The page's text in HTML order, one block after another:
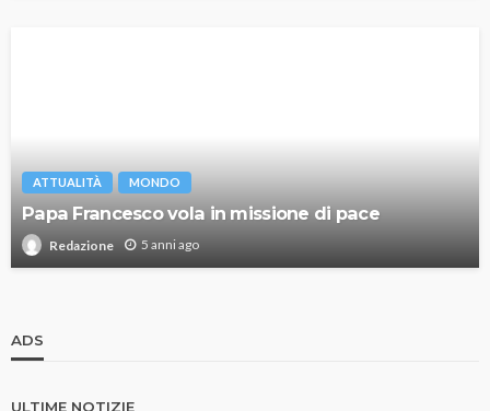
ATTUALITÀ MONDO
Papa Francesco vola in missione di pace
Redazione 5 anni ago
ADS
ULTIME NOTIZIE